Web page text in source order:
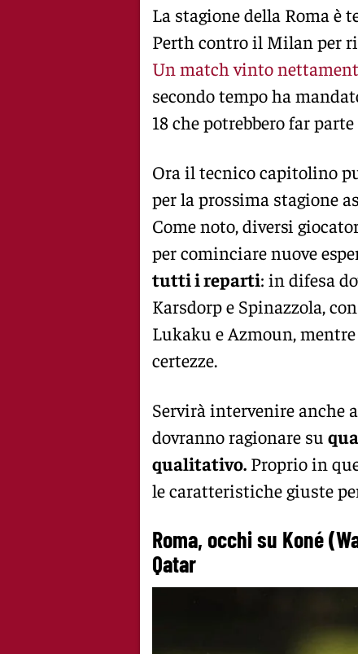
La stagione della Roma è
Perth contro il Milan per
Un match vinto
secondo tempo ha
18 che potrebbero far
Ora il tecnico capitolino
per la prossima stagione
Come noto, diversi
per cominciare nuove
tutti i reparti: in difesa
Karsdorp e Spinazzola,
Lukaku e Azmoun,
certezze.
Servirà intervenire anche
dovranno ragionare su
qualitativo. Proprio in
le caratteristiche giuste
Roma, occhi su Koné
Qatar